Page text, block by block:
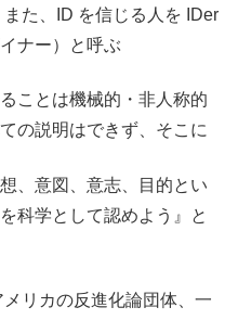
た、ID を信じる人を IDer
ナー）と呼ぶ
ことは機械的・非人称的
の説明はできず、そこに
、意図、意志、目的とい
科学として認めよう』と
リカの反進化論団体、一